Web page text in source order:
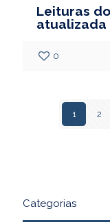
Leituras
atualizada
0
1 2
Categorias